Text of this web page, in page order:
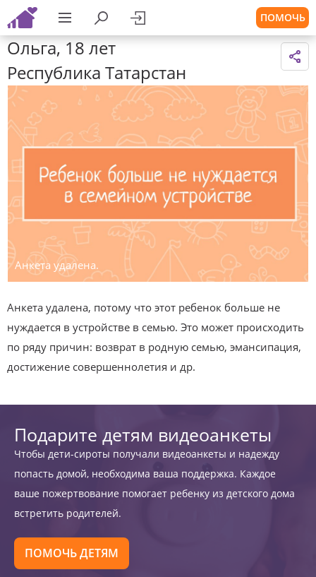
ПОМОЧЬ
Ольга, 18 лет
Республика Татарстан
Анкета удалена.
Анкета удалена, потому что этот ребенок больше не
нуждается в устройстве в семью. Это может происходить
по ряду причин: возврат в родную семью, эмансипация,
достижение совершеннолетия и др.
Подарите детям видеоанкеты
Чтобы дети-сироты получали видеоанкеты и надежду
попасть домой, необходима ваша поддержка. Каждое
ваше пожертвование помогает ребенку из детского дома
встретить родителей.
ПОМОЧЬ ДЕТЯМ